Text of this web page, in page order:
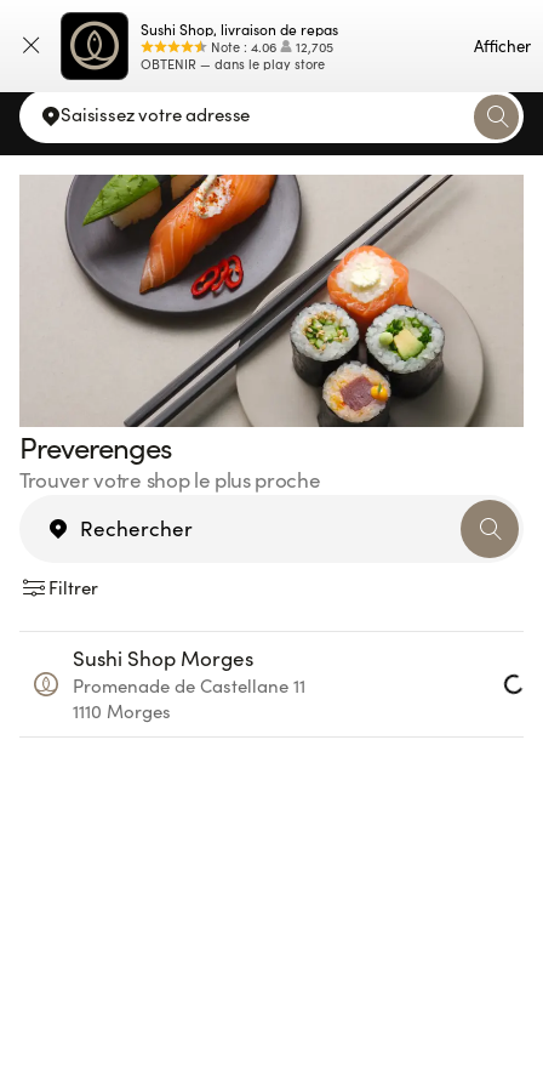
Sushi Shop, livraison de repas
Note : 4.06
12,705
OBTENIR — dans le play store
Afficher
Carte
Saisissez votre adresse
Preverenges
Trouver votre shop le plus proche
Filtrer
Sushi Shop Morges
Promenade de Castellane 11
1110 Morges